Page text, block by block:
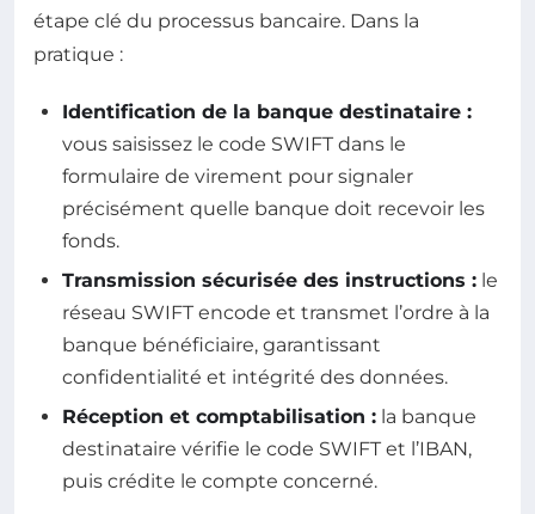
étape clé du processus bancaire. Dans la
pratique :
Identification de la banque destinataire :
vous saisissez le code SWIFT dans le
formulaire de virement pour signaler
précisément quelle banque doit recevoir les
fonds.
Transmission sécurisée des instructions : le
réseau SWIFT encode et transmet l’ordre à la
banque bénéficiaire, garantissant
confidentialité et intégrité des données.
Réception et comptabilisation : la banque
destinataire vérifie le code SWIFT et l’IBAN,
puis crédite le compte concerné.